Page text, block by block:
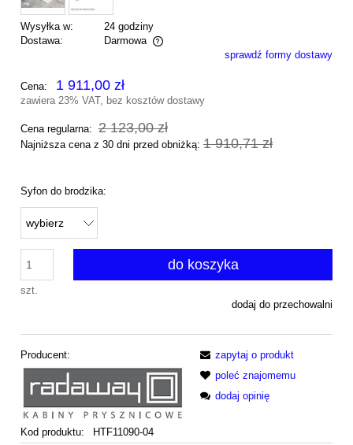
Wysyłka w:
24 godziny
Dostawa:
Darmowa
Cena nie zawiera ewentualnych kosztów płatnościsprawdź formy dostawy
Cena: 1 911,00 zł
zawiera 23% VAT, bez kosztów dostawy
Cena regularna: 2 123,00 zł
Najniższa cena z 30 dni przed obniżką: 1 910,71 zł
Syfon do brodzika:
szt.
do koszyka
dodaj do przechowalni
Producent:
Kod produktu: HTF11090-04
zapytaj o produkt
poleć znajomemu
dodaj opinię